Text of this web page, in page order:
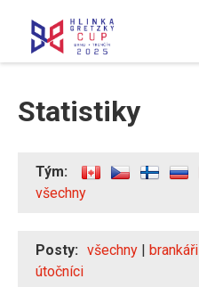
Statistiky
Tým:
všechny
Posty: všechny | brankáři
útočníci